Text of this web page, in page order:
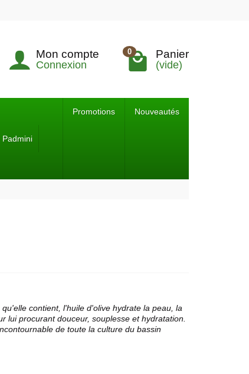
Mon compte
Connexion
0 Panier
(vide)
Padmini
Promotions Nouveautés
contient, l'huile d'olive hydrate la peau, la
lui procurant douceur, souplesse et hydratation.
de toute la culture du bassin